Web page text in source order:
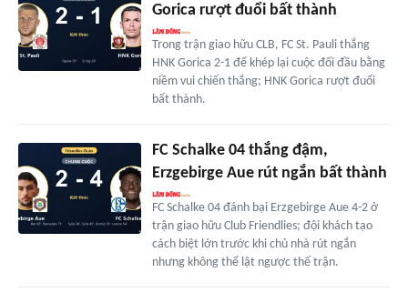
Gorica rượt đuổi bất thành
Trong trận giao hữu CLB, FC St. Pauli thắng
HNK Gorica 2-1 để khép lại cuộc đối đầu bằng
niềm vui chiến thắng; HNK Gorica rượt đuổi
bất thành.
FC Schalke 04 thắng đậm,
Erzgebirge Aue rút ngắn bất thành
FC Schalke 04 đánh bại Erzgebirge Aue 4-2 ở
trận giao hữu Club Friendlies; đội khách tạo
cách biệt lớn trước khi chủ nhà rút ngắn
nhưng không thể lật ngược thế trận.